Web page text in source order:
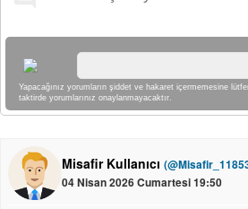
Yapacağınız yorumların şiddet ve hakaret içermemesine
taktirde yorumlarınız onaylanmayacaktır.
Misafir Kullanıcı
04 Nisan 2026 Cumartesi 19:50